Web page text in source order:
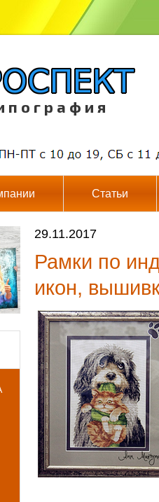
п о г р а ф и я
Статьи
29.11.2017
Рамки по
икон,